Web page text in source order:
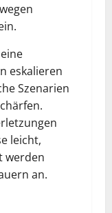
eskalieren
Szenarien
leicht,
werden
an.